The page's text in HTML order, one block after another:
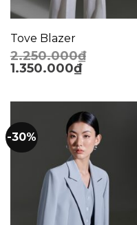
Tove Blazer
2.250.000₫
1.350.000₫
-30%